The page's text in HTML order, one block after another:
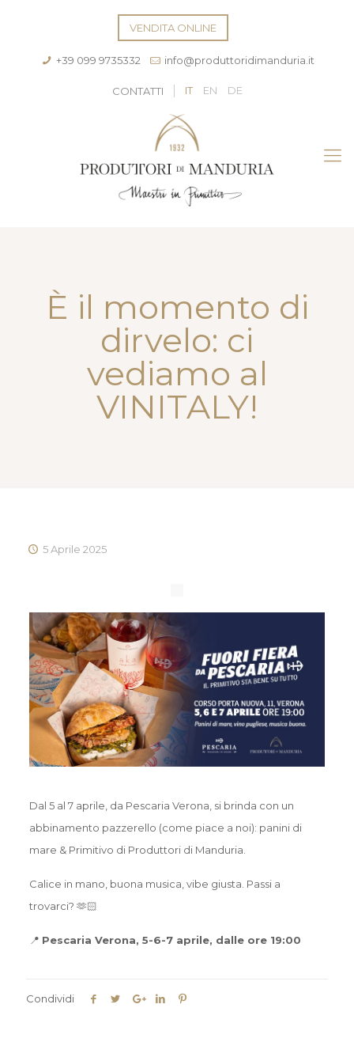
VENDITA ONLINE
+39 099 9735332 info@produttoridimanduria.it
CONTATTI IT EN DE
È il momento di
dirvelo: ci
vediamo al
VINITALY!
5 Aprile 2025
Dal 5 al 7 aprile, da Pescaria Verona, si brinda con un
abbinamento pazzerello (come piace a noi): panini di
mare & Primitivo di Produttori di Manduria.
Calice in mano, buona musica, vibe giusta. Passi a
trovarci? 🫶🏻
📍 Pescaria Verona, 5-6-7 aprile, dalle ore 19:00
Condividi